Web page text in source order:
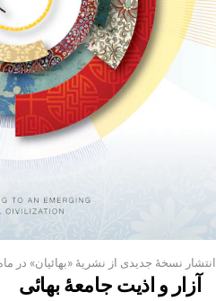
انتشار نسخۀ جدیدی از نشریۀ «بهائیان» در
آزار و اذیت جامعۀ بهائی